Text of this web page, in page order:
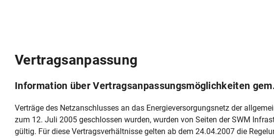
Vertragsanpassung
Information über Vertragsanpassungsmöglichkeiten
Verträge des Netzanschlusses an das Energieversorgungsnetz der
zum 12. Juli 2005 geschlossen wurden, wurden von Seiten der SWM
gültig. Für diese Vertragsverhältnisse gelten ab dem 24.04.2007 die